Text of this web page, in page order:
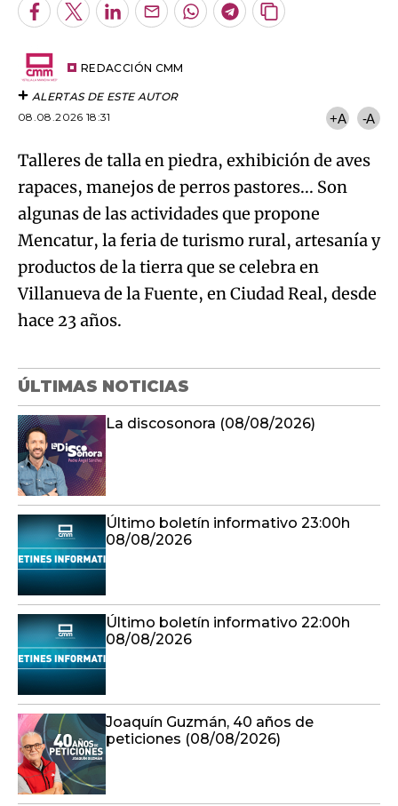
Facebook
TwitterLinkedInEnviarWhatsapp
Telegram
Copiar
REDACCIÓN CMM
ALERTAS DE ESTE AUTOR
08.08.2026 18:31
+A -A
Talleres de talla en piedra, exhibición de aves
rapaces, manejos de perros pastores... Son
algunas de las actividades que propone
Mencatur, la feria de turismo rural, artesanía y
productos de la tierra que se celebra en
Villanueva de la Fuente, en Ciudad Real, desde
hace 23 años.
ÚLTIMAS NOTICIAS
La discosonora (08/08/2026)
Último boletín informativo 23:00h
08/08/2026
Último boletín informativo 22:00h
08/08/2026
Joaquín Guzmán, 40 años de
peticiones (08/08/2026)